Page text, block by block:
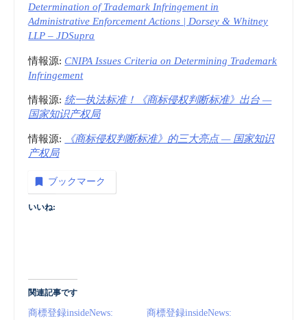
Determination of Trademark Infringement in
Administrative Enforcement Actions | Dorsey & Whitney
LLP – JDSupra
情報源:CNIPA Issues Criteria on Determining Trademark
Infringement
情報源: 统一执法标准！《商标侵权判断标准》出台 —
国家知识产权局
情報源:
《商标侵权判断标准》的三大亮点 — 国家知识
产权局
ブックマーク
いいね:
関連記事です
商標登録insideNews:
商標登録insideNews: